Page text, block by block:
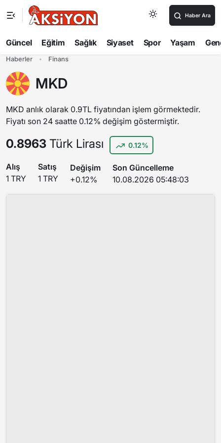
Haber Ara
Güncel Eğitim Sağlık Siyaset Spor Yaşam
Haberler Finans
MKD
MKD anlık olarak 0.9TL fiyatından işlem görmektedir.
Fiyatı son 24 saatte 0.12% değişim göstermiştir.
0.8963 Türk Lirası 0.12%
Alış
1 TRY
Satış
1 TRY
Değişim
+0.12%
Son Güncelleme
10.08.2026 05:48:03